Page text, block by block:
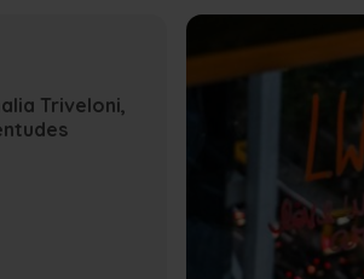
Triveloni,